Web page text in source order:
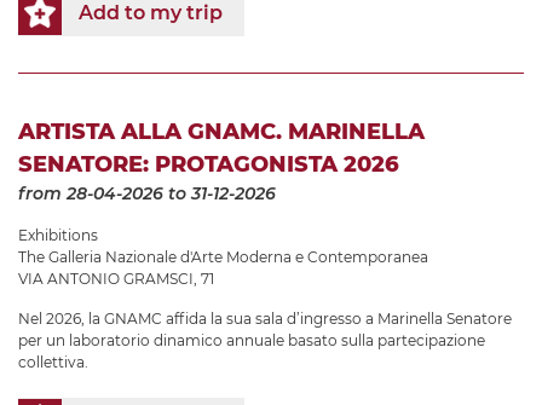
Add to my trip
ARTISTA ALLA GNAMC. MARINELLA
SENATORE: PROTAGONISTA 2026
from 28-04-2026 to 31-12-2026
Exhibitions
The Galleria Nazionale d'Arte Moderna e Contemporanea
VIA ANTONIO GRAMSCI, 71
Nel 2026, la GNAMC affida la sua sala d’ingresso a Marinella Senatore
per un laboratorio dinamico annuale basato sulla partecipazione
collettiva.